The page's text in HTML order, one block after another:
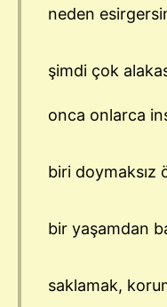
neden
şimdi çok
onca onlarca
biri doymaksız
bir yaşamdan
saklamak,